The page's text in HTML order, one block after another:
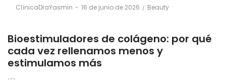
ClínicaDraYasmin
Posted
16 de junio de 2026
Posted
Beauty
Bioestimuladores de colágeno: por qué
cada vez rellenamos menos y
estimulamos más